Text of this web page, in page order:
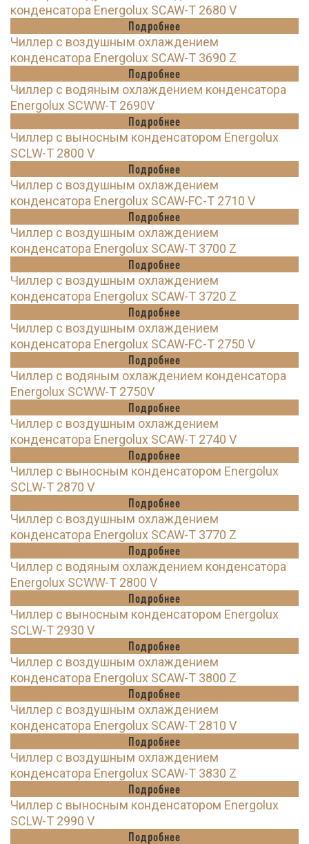
конденсатора Energolux SCAW-T 2680 V
Подробнее
Чиллер с воздушным охлаждением
конденсатора Energolux SCAW-T 3690 Z
Подробнее
Чиллер с водяным охлаждением конденсатора
Energolux SCWW-T 2690V
Подробнее
Чиллер с выносным конденсатором Energolux
SCLW-T 2800 V
Подробнее
Чиллер с воздушным охлаждением
конденсатора Energolux SCAW-FC-T 2710 V
Подробнее
Чиллер с воздушным охлаждением
конденсатора Energolux SCAW-T 3700 Z
Подробнее
Чиллер с воздушным охлаждением
конденсатора Energolux SCAW-T 3720 Z
Подробнее
Чиллер с воздушным охлаждением
конденсатора Energolux SCAW-FC-T 2750 V
Подробнее
Чиллер с водяным охлаждением конденсатора
Energolux SCWW-T 2750V
Подробнее
Чиллер с воздушным охлаждением
конденсатора Energolux SCAW-T 2740 V
Подробнее
Чиллер с выносным конденсатором Energolux
SCLW-T 2870 V
Подробнее
Чиллер с воздушным охлаждением
конденсатора Energolux SCAW-T 3770 Z
Подробнее
Чиллер с водяным охлаждением конденсатора
Energolux SCWW-T 2800 V
Подробнее
Чиллер с выносным конденсатором Energolux
SCLW-T 2930 V
Подробнее
Чиллер с воздушным охлаждением
конденсатора Energolux SCAW-T 3800 Z
Подробнее
Чиллер с воздушным охлаждением
конденсатора Energolux SCAW-T 2810 V
Подробнее
Чиллер с воздушным охлаждением
конденсатора Energolux SCAW-T 3830 Z
Подробнее
Чиллер с выносным конденсатором Energolux
SCLW-T 2990 V
Подробнее